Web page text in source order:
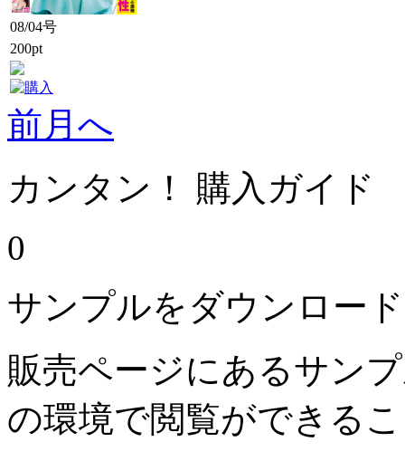
08/04号
200pt
前月へ
カンタン！ 購入ガイド
0
サンプルをダウンロー
販売ページにあるサン
の環境で閲覧ができる